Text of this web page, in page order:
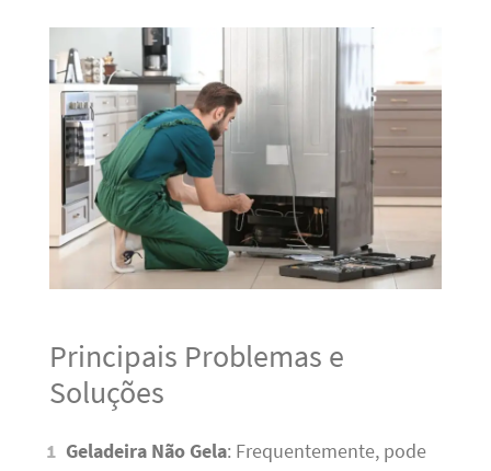
Principais Problemas e
Soluções
Geladeira Não Gela: Frequentemente, pode